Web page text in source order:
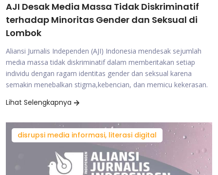
AJI Desak Media Massa Tidak Diskriminatif
terhadap Minoritas Gender dan Seksual di
Lombok
Aliansi Jurnalis Independen (AJI) Indonesia mendesak sejumlah
media massa tidak diskriminatif dalam memberitakan setiap
individu dengan ragam identitas gender dan seksual karena
semakin menebalkan stigma,kebencian, dan memicu kekerasan.
Lihat Selengkapnya
disrupsi media informasi, literasi digital